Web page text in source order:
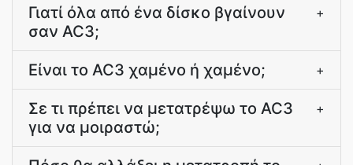
Γιατί όλα από ένα δίσκο βγαίνουν
σαν AC3;
+
Είναι το AC3 χαμένο ή χαμένο; +
Σε τι πρέπει να μετατρέψω το AC3
για να μοιραστώ;
+